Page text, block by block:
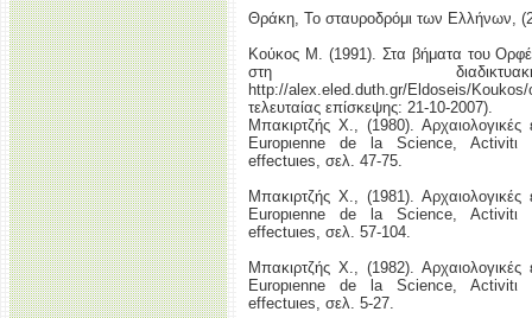
Θράκη, Το σταυροδρόμι των Ελλήνων,
Κούκος Μ. (1991). Στα βήματα του
στη
http://alex.eled.duth.gr/Eldoseis/
τελευταίας επίσκεψης: 21-10-2007).
Μπακιρτζής Χ., (1980).
Europιenne de la Science,
effectuιes, σελ. 47-75.
Μπακιρτζής Χ., (1981).
Europιenne de la Science,
effectuιes, σελ. 57-104.
Μπακιρτζής Χ., (1982).
Europιenne de la Science,
effectuιes, σελ. 5-27.